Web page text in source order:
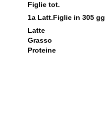
Figlie tot.
1a Latt.Figlie in 305 gg
Latte
Grasso
Proteine